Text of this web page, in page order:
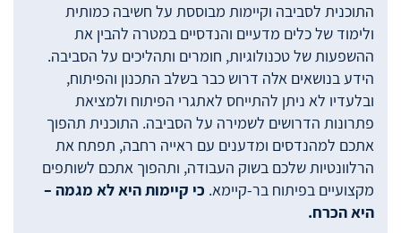
התוכנית לסביבה וקיימות מבוססת על חשיבה כמותית
ולימוד של כלים מדעיים והנדסיים במטרה להבין את
ההשפעות של טכנולוגיות, חומרים ותהליכים על הסביבה.
הידע בנושאים אלה דרוש כבר בשלב התכנון והפיתוח,
ובלעדיו לא ניתן להתייחס לאתגרי הפיתוח ולמציאת
פתרונות הדרושים לשמירה על הסביבה. התוכנית תהפוך
אתכם למהנדסים ומדענים עם ראייה רחבה, תפתח את
הרלוונטיות שלכם בשוק העבודה, ותהפוך אתכם לשותפים
מקצועיים בפיתוח בר-קיימא. כי קיימות היא לא מגמה –
היא הכרח.